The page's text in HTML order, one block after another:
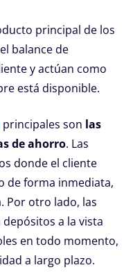
principal de los
balance de
y actúan como
está disponible.
principales son las
de ahorro. Las
donde el cliente
de forma inmediata,
Por otro lado, las
a la vista
en todo momento,
a largo plazo.